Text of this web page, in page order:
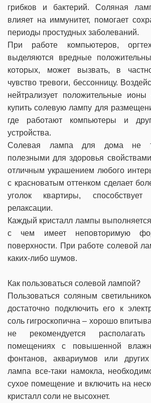
грибков и бактерий. Соляная
влияет на иммунитет, помогает
периоды простудных заболеваний.
При работе компьютеров,
выделяются вредные
которых, может вызвать, в
чувство тревоги, бессонницу.
нейтрализует положительные ионы
купить солевую лампу для
где работают компьютеры и
устройства.
Солевая лампа для дома не
полезными для здоровья
отличным украшением любого
с красноватым оттенком сделает
уголок квартиры, способствует
релаксации.
Каждый кристалл лампы
с чем имеет неповторимую
поверхности. При работе солевой
каких-либо шумов.
Как пользоваться солевой лампой?
Пользоваться соляным
достаточно подключить его к
соль гигроскопична – хорошо
не рекомендуется
помещениях с повышенной
фонтанов, аквариумов или
лампа все-таки намокла,
сухое помещение и включить на
кристалл соли не высохнет.